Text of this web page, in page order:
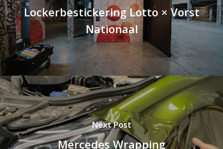
Lockerbestickering Lotto × Vorst
Nationaal
Next Post
Mercedes Wrapping